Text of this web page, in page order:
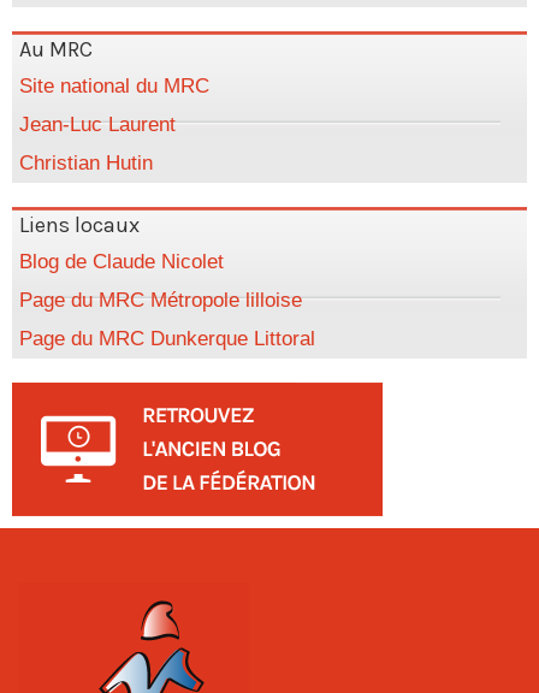
Au MRC
Site national du MRC
Jean-Luc Laurent
Christian Hutin
Liens locaux
Blog de Claude Nicolet
Page du MRC Métropole lilloise
Page du MRC Dunkerque Littoral